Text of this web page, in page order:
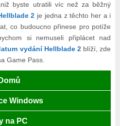
byste utratili víc než za běžný
2 je jedna z těchto her a i
co budoucno přinese pro potíže
si nemuseli připlácet nad
vydání Hellblade 2 blíží, zde
Game Pass.
Domů
Windows
na PC